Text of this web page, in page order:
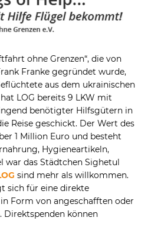
ohne Grenzen“, die von
Franke gegründet wurde,
aus dem ukrainischen
LOG bereits 9 LKW mit
benötigter Hilfsgütern in
Reise geschickt. Der Wert des
1 Million Euro und besteht
Hygieneartikeln,
war das Städtchen Sighetul
sind mehr als willkommen.
sich für eine direkte
Form von angeschafften oder
Direktspenden können